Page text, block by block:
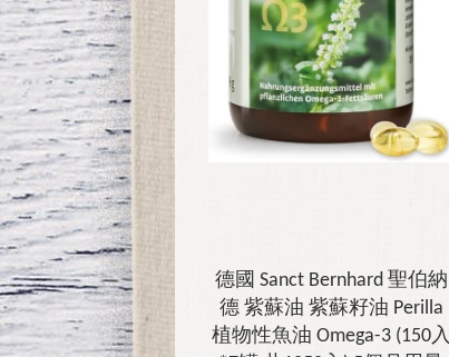
德國 Sanct Bernhard 聖伯納
德 紫蘇油 紫蘇籽油 Perilla
植物性魚油 Omega-3 (150入